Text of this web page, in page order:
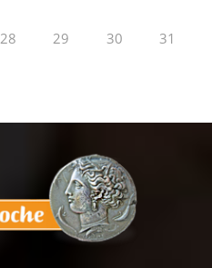
28 29 30 31